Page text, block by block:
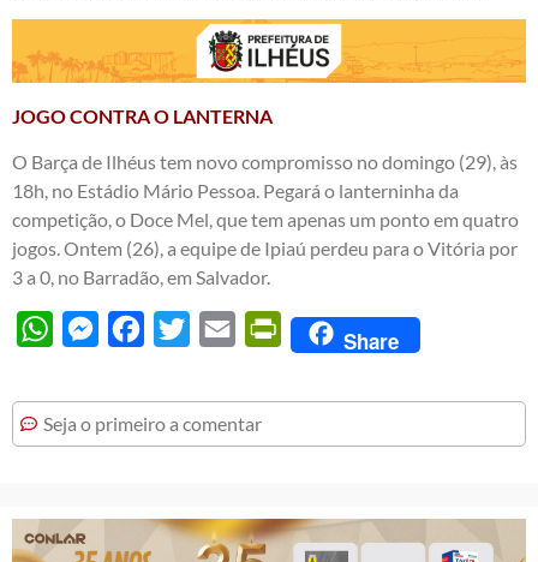
JOGO CONTRA O LANTERNA
O Barça de Ilhéus tem novo compromisso no domingo (29), às
18h, no Estádio Mário Pessoa. Pegará o lanterninha da
competição, o Doce Mel, que tem apenas um ponto em quatro
jogos. Ontem (26), a equipe de Ipiaú perdeu para o Vitória por
3 a 0, no Barradão, em Salvador.
WhatsAppMessengerFacebook
Twitter Email PrintFriendly
Share
Seja o primeiro a comentar